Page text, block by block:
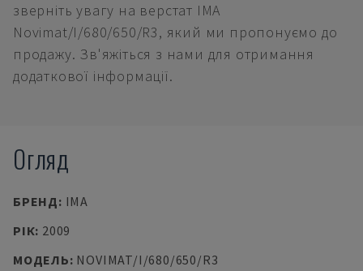
зверніть увагу на верстат IMA
Novimat/I/680/650/R3, який ми пропонуємо до
продажу. Зв'яжіться з нами для отримання
додаткової інформації.
Огляд
БРЕНД: IMA
РІК: 2009
МОДЕЛЬ: NOVIMAT/I/680/650/R3